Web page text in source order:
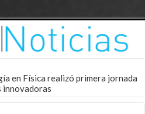
en Física realizó primera jornada
innovadoras